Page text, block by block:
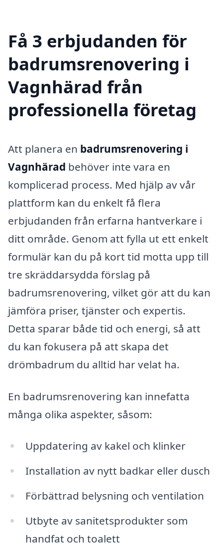
Få 3 erbjudanden för
badrumsrenovering i
Vagnhärad från
professionella företag
Att planera en badrumsrenovering i
Vagnhärad behöver inte vara en
komplicerad process. Med hjälp av vår
plattform kan du enkelt få flera
erbjudanden från erfarna hantverkare i
ditt område. Genom att fylla ut ett enkelt
formulär kan du på kort tid motta upp till
tre skräddarsydda förslag på
badrumsrenovering, vilket gör att du kan
jämföra priser, tjänster och expertis.
Detta sparar både tid och energi, så att
du kan fokusera på att skapa det
drömbadrum du alltid har velat ha.
En badrumsrenovering kan innefatta
många olika aspekter, såsom:
Uppdatering av kakel och klinker
Installation av nytt badkar eller dusch
Förbättrad belysning och ventilation
Utbyte av sanitetsprodukter som
handfat och toalett